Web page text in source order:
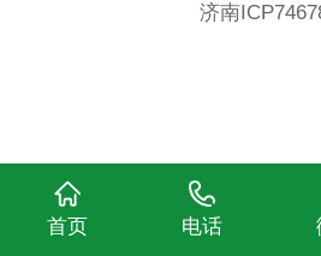
济南
首页 电话